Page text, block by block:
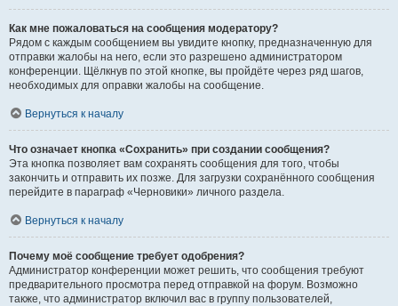
Как мне пожаловаться на сообщения модератору?
Рядом с каждым сообщением вы увидите кнопку, предназначенную для
отправки жалобы на него, если это разрешено администратором
конференции. Щёлкнув по этой кнопке, вы пройдёте через ряд шагов,
необходимых для оправки жалобы на сообщение.
Вернуться к началу
Что означает кнопка «Сохранить» при создании сообщения?
Эта кнопка позволяет вам сохранять сообщения для того, чтобы
закончить и отправить их позже. Для загрузки сохранённого сообщения
перейдите в параграф «Черновики» личного раздела.
Вернуться к началу
Почему моё сообщение требует одобрения?
Администратор конференции может решить, что сообщения требуют
предварительного просмотра перед отправкой на форум. Возможно
также, что администратор включил вас в группу пользователей,